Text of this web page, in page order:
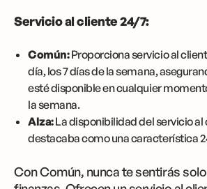
Servicio al cliente 24/7:
Común:Proporciona servicio al
día, los 7 días de la semana,
esté disponible en cualquier
la semana.
Alza:La disponibilidad del servicio al
destacaba como una característica
Con Común, nunca te sentirás